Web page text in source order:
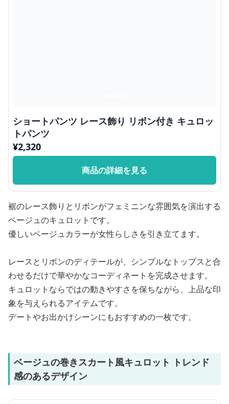
ショートパンツ レース飾り リボン付き キュロッ
トパンツ
¥2,320
商品の詳細を見る
裾のレース飾りとリボンがフェミニンな雰囲気を演出する
ベージュのキュロットです。
優しいベージュカラーが女性らしさを引き立てます。
レースとリボンのディテールが、シンプルなトップスと合
わせるだけで華やかなコーディネートを完成させます。
キュロットならではの動きやすさを保ちながら、上品な印
象を与えられるアイテムです。
デートやお出かけシーンにもおすすめの一枚です。
ベージュの巻きスカート風キュロット トレンド
感のあるデザイン